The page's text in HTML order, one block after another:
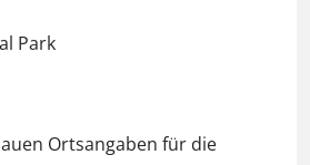
Park
Ortsangaben für die